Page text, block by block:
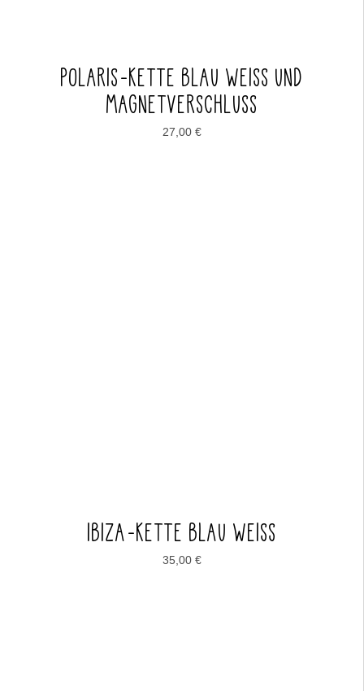
POLARIS-KETTE BLAU WEISS UND M
AGNETVERSCHLUSS
27,00 €
IBIZA-KETTE BLAU WEISS
35,00 €